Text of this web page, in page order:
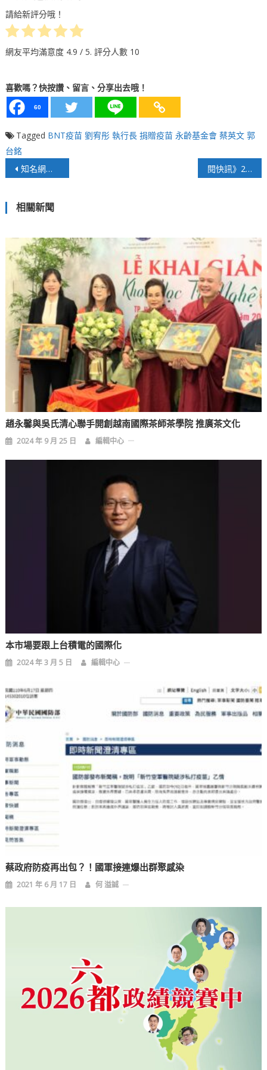
請給新評分哦！
網友平均滿意度 4.9 / 5. 評分人數 10
喜歡嗎？快按讚、留言、分享出去哦！
60
Tagged BNT疫苗 劉宥彤 執行長 捐贈疫苗 永齡基金會 蔡英文 郭
台銘
文
導
覽
知名網紅 YouTuber 踢爆某政黨「網路水軍」 閱快訊》2021/6/18 14:00 疫情指揮中心公布新增本土確診187例、21死
相關新聞
趙永馨與吳氏清心聯手開創越南國際茶師茶學院 推廣茶文化
2024 年 9 月 25 日 編輯中心
本市場要跟上台積電的國際化
2024 年 3 月 5 日 編輯中心
蔡政府防疫再出包？！國軍接連爆出群聚感染
2021 年 6 月 17 日 何 溢誠